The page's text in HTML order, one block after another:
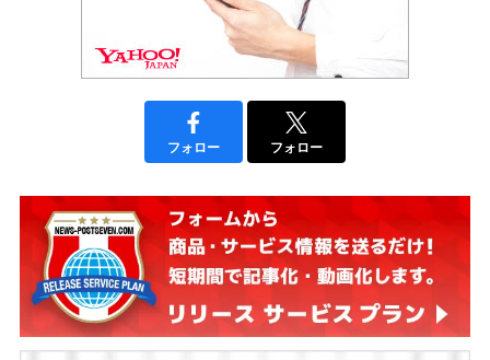
フォロー フォロー